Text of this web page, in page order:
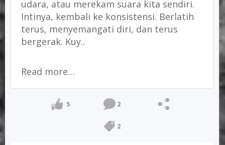
udara, atau merekam suara kita sendiri.
Intinya, kembali ke konsistensi. Berlatih
terus, menyemangati diri, dan terus
bergerak. Kuy..
Read more…
5 2
2